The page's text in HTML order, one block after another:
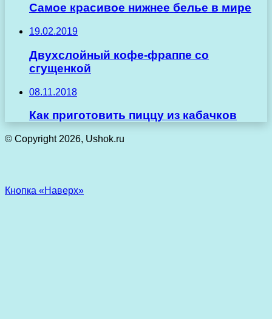
Самое красивое нижнее белье в мире
19.02.2019
Двухслойный кофе-фраппе со
сгущенкой
08.11.2018
Как приготовить пиццу из кабачков
© Copyright 2026, Ushok.ru
Кнопка «Наверх»